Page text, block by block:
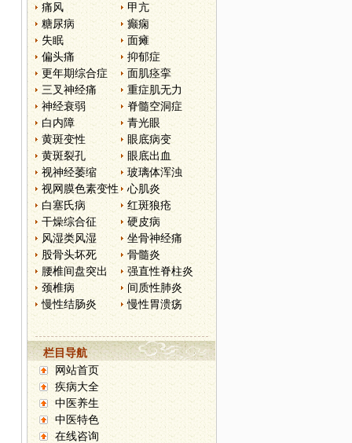
痛风
甲亢
糖尿病
癫痫
失眠
面瘫
偏头痛
抑郁症
更年期综合症
面肌痉挛
三叉神经痛
重症肌无力
神经衰弱
脊髓空洞症
白内障
青光眼
黄斑变性
眼底病变
黄斑裂孔
眼底出血
视神经萎缩
玻璃体浑浊
视网膜色素变性
心肌炎
白塞氏病
红斑狼疮
干燥综合征
硬皮病
风湿类风湿
坐骨神经痛
股骨头坏死
骨髓炎
腰椎间盘突出
强直性脊柱炎
颈椎病
间质性肺炎
慢性结肠炎
慢性胃溃疡
栏目导航
网站首页
疾病大全
中医养生
中医特色
在线咨询